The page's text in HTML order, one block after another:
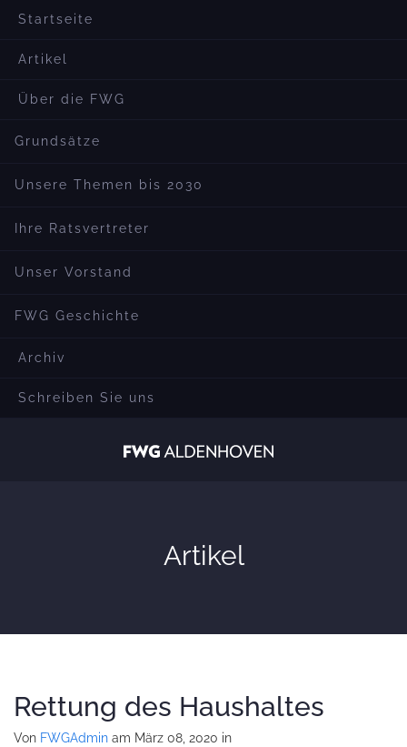
Startseite
Artikel
Über die FWG
Grundsätze
Unsere Themen bis 2030
Ihre Ratsvertreter
Unser Vorstand
FWG Geschichte
Archiv
Schreiben Sie uns
Artikel
Rettung des Haushaltes
Von FWGAdmin am März 08, 2020 in